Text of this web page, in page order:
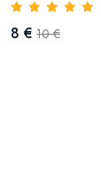
8 € 10 €